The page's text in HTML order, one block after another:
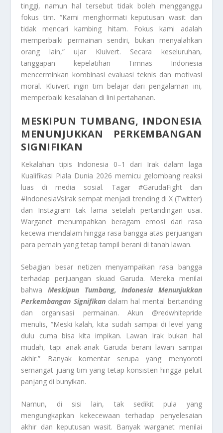
tinggi, namun hal tersebut tidak boleh mengganggu
fokus tim. “Kami menghormati keputusan wasit dan
tidak mencari kambing hitam. Fokus kami adalah
memperbaiki permainan sendiri, bukan menyalahkan
orang lain,” ujar Kluivert. Secara keseluruhan,
tanggapan kepelatihan Timnas Indonesia
mencerminkan kombinasi evaluasi teknis dan motivasi
moral. Kluivert ingin tim belajar dari pengalaman ini,
memperbaiki kesalahan di lini pertahanan.
MESKIPUN TUMBANG, INDONESIA
MENUNJUKKAN PERKEMBANGAN
SIGNIFIKAN
Kekalahan tipis Indonesia 0–1 dari Irak dalam laga
Kualifikasi Piala Dunia 2026 memicu gelombang reaksi
luas di media sosial. Tagar #GarudaFight dan
#IndonesiaVsIrak sempat menjadi trending di X (Twitter)
dan Instagram tak lama setelah pertandingan usai.
Warganet menumpahkan beragam emosi dari rasa
kecewa mendalam hingga rasa bangga atas perjuangan
para pemain yang tetap tampil berani di tanah lawan.
Sebagian besar netizen menyampaikan rasa bangga
terhadap perjuangan skuad Garuda. Mereka menilai
bahwa Meskipun Tumbang, Indonesia Menunjukkan
Perkembangan Signifikandalam hal mental bertanding
dan organisasi permainan. Akun @redwhitepride
menulis, “Meski kalah, kita sudah sampai di level yang
dulu cuma bisa kita impikan. Lawan Irak bukan hal
mudah, tapi anak-anak Garuda berani lawan sampai
akhir.” Banyak komentar serupa yang menyoroti
semangat juang tim yang tetap konsisten hingga peluit
panjang di bunyikan.
Namun, di sisi lain, tak sedikit pula yang
mengungkapkan kekecewaan terhadap penyelesaian
akhir dan keputusan wasit. Banyak warganet menilai